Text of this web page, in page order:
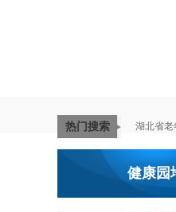
热门搜索 湖北省老
健康园